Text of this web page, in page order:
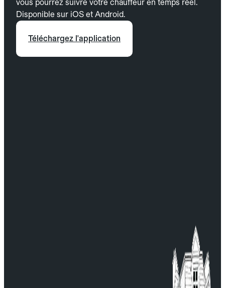
vous pourrez suivre votre chauffeur en temps réel.
Disponible sur iOS et Android.
Téléchargez l'application